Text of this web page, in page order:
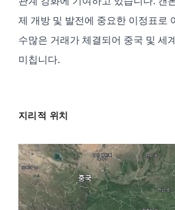
제 개방 및 발전에 중요한 이정표로
수많은 거래가 체결되어 중국 및 세
미칩니다.
지리적 위치